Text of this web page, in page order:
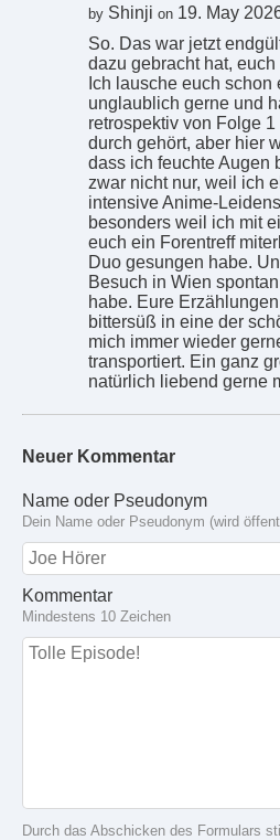
by Shinji on 19. May
So. Das war jetzt
dazu gebracht hat,
Ich lausche euch
unglaublich gerne und
retrospektiv von Folge
durch gehört, aber hier
dass ich feuchte Augen
zwar nicht nur, weil ich
intensive Anime-
besonders weil ich mit
euch ein Forentreff
Duo gesungen habe.
Besuch in Wien
habe. Eure
bittersüß in eine der
mich immer wieder
transportiert. Ein ganz
natürlich liebend gerne
Neuer Kommentar
Name oder Pseudonym
Dein Name oder Pseudonym (wird
Kommentar
Mindestens 10 Zeichen
Durch das Abschicken des Formulars